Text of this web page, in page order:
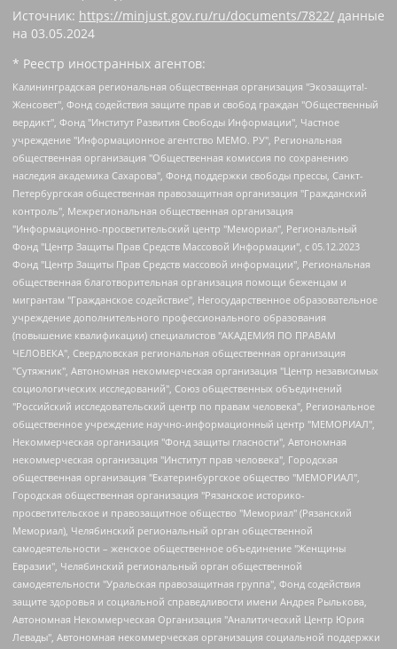
Источник: https://minjust.gov.ru/ru/documents/7822/ данные
на 03.05.2024
* Реестр иностранных агентов:
Калининградская региональная общественная организация "Экозащита!-Женсовет", Фонд содействия защите прав и свобод граждан "Общественный вердикт", Фонд "Институт Развития Свободы Информации", Частное учреждение "Информационное агентство МЕМО. РУ", Региональная общественная организация "Общественная комиссия по сохранению наследия академика Сахарова", Фонд поддержки свободы прессы, Санкт-Петербургская общественная правозащитная организация "Гражданский контроль", Межрегиональная общественная организация "Информационно-просветительский центр "Мемориал", Региональный Фонд "Центр Защиты Прав Средств Массовой Информации", с 05.12.2023 Фонд "Центр Защиты Прав Средств массовой информации", Региональная общественная благотворительная организация помощи беженцам и мигрантам "Гражданское содействие", Негосударственное образовательное учреждение дополнительного профессионального образования (повышение квалификации) специалистов "АКАДЕМИЯ ПО ПРАВАМ ЧЕЛОВЕКА", Свердловская региональная общественная организация "Сутяжник", Автономная некоммерческая организация "Центр независимых социологических исследований", Союз общественных объединений "Российский исследовательский центр по правам человека", Региональное общественное учреждение научно-информационный центр "МЕМОРИАЛ", Некоммерческая организация "Фонд защиты гласности", Автономная некоммерческая организация "Институт прав человека", Городская общественная организация "Екатеринбургское общество "МЕМОРИАЛ", Городская общественная организация "Рязанское историко-просветительское и правозащитное общество "Мемориал" (Рязанский Мемориал), Челябинский региональный орган общественной самодеятельности – женское общественное объединение "Женщины Евразии", Челябинский региональный орган общественной самодеятельности "Уральская правозащитная группа", Фонд содействия защите здоровья и социальной справедливости имени Андрея Рылькова, Автономная Некоммерческая Организация "Аналитический Центр Юрия Левады", Автономная некоммерческая организация социальной поддержки населения "Проект Апрель", Региональная общественная организация помощи женщинам и детям, находящимся в кризисной ситуации "Информационно-методический центр "Анна", Фонд содействия развитию массовых коммуникаций и правовому просвещению "Так-так-Так", Фонд содействия устойчивому развитию "Серебряная тайга", Свердловский региональный общественный фонд социальных проектов "Новое время", "Idel.Реалии", Кавказ.Реалии, Крым.Реалии, Телеканал Настоящее Время, Татаро-башкирская служба Радио Свобода (Azatliq Radiosi), Радио Свободная Европа/Радио Свобода (PCE/PC), "Сибирь.Реалии", "Фактограф", Благотворительный фонд помощи осужденным и их семьям, Автономная некоммерческая организация "Институт глобализации и социальных движений", Фонд "В защиту прав заключенных", Частное учреждение "Центр поддержки и содействия развитию средств массовой информации", Пензенский региональный общественный благотворительный фонд "Гражданский союз", "Север.Реалии", Некоммерческая организация Фонд "Правовая инициатива", Общество с ограниченной ответственностью "Радио Свободная Европа/Радио Свобода", Чешское информационное агентство "MEDIUM-ORIENT", Красноярская региональная общественная организация "Мы против СПИДа", Камалягин Денис Николаевич, Маркелов Сергей Евгеньевич, Пономарев Лев Александрович, Савицкая Людмила Алексеевна, Автономная некоммерческая организация "Центр по работе с проблемой насилия "НАСИЛИЮ.НЕТ", Межрегиональный профессиональный союз работников здравоохранения "Альянс врачей", Юридическое лицо, зарегистрированное в Латвийской Республике, SIA "Medusa Project" (регистрационный номер 40103797863, дата регистрации 10.06.2014), Некоммерческая организация "Фонд по борьбе с коррупцией", Автономная некоммерческая организация "Институт права и публичной политики", Баданин Роман Сергеевич, Гликин Максим Александрович, Железнова Мария Михайловна, Лукьянова Юлия Сергеевна, Маетная Елизавета Витальевна, Маняхин Петр Борисович, Чуракова Ольга Владимировна, Ярош Юлия Петровна, Юридическое лицо "The Insider SIA", зарегистрированное в Риге, Латвийская Республика (дата регистрации 26.06.2015), являющееся администратором доменного имени интернет-издания "The Insider SIA", https://theins.ru, Постернак Алексей Евгеньевич, Рубин Михаил Аркадьевич, Анин Роман Александрович, Юридическое лицо Istories fonds, зарегистрированное в Латвийской Республике (регистрационный номер 50008295751, дата регистрации 24.02.2020), Великовский Дмитрий Александрович, Долинина Ирина Николаевна, Мароховская Алеся Алексеевна, Шлейнов Роман Юрьевич, Шмагун Олеся Валентиновна, Общество с ограниченной ответственностью "Альтаир 2021", Общество с ограниченной ответственностью "Вега 2021", Общество с ограниченной ответственностью "Главный редактор 2021", Общество с ограниченной ответственностью "Ромашки монолит", Важенков Артем Валерьевич, Ивановская областная общественная организация "Центр гендерных исследований", Гурман Юрий Альбертович, Медиапроект "ОВД-Инфо", Егоров Владимир Владимирович, Жилинский Владимир Александрович, Общество с ограниченной ответственностью "ЗП", Иванова София Юрьевна, Карезина Инна Павловна, Кильтау Екатерина Викторовна, Петров Алексей Викторович, Пискунов Сергей Евгеньевич, Смирнов Сергей Сергеевич, Тихонов Михаил Сергеевич, Общество с ограниченной ответственностью "ЖУРНАЛИСТ-ИНОСТРАННЫЙ АГЕНТ", Арапова Галина Юрьевна, Вольтская Татьяна Анатольевна, Американская компания "Mason G.E.S. Anonymous Foundation" (США), являющаяся владельцем интернет-издания https://mnews.world/, Компания "Stichting Bellingcat", зарегистрированная в Нидерландах (дата регистрации 11.07.2018), Захаров Андрей Вячеславович, Клепиковская Екатерина Дмитриевна, Общество с ограниченной ответственностью "МЕМО", Перл Роман Александрович, Симонов Евгений Алексеевич, Соловьева Елена Анатольевна, Сотников Даниил Владимирович, Сурначева Елизавета Дмитриевна, Автономная некоммерческая организация по защите прав человека и информированию населения "Якутия – Наше Мнение", Общество с ограниченной ответственностью "Москоу диджитал медиа", с 26.01.2023 Общество с ограниченной ответственностью "Чайка Белые сады", Ветошкина Валерия Валерьевна, Заговора Максим Александрович, Межрегиональное общественное движение "Российская ЛГБТ - сеть", Оленичев Максим Владимирович, Павлов Иван Юрьевич, Скворцова Елена Сергеевна, Общество с ограниченной ответственностью "Как бы инагент", Кочетков Игорь Викторович, Общество с ограниченной ответственностью "Честные выборы", Еланчик Олег Александрович, Общество с ограниченной ответственностью "Нобелевский призыв", Гималова Регина Эмилевна, Григорьев Андрей Валерьевич, Григорьева Алина Александровна, Ассоциация по содействию защите прав призывников, альтернативнослужащих и военнослужащих "Правозащитная группа "Гражданин.Армия.Право", Хисамова Регина Фаритовна, Автономная некоммерческая организация по реализации социально-правовых программ "Лилит", Дальневосточное общественное движение "Маяк", Санкт-Петербургская ЛГБТ-инициативная группа "Выход", Инициативная группа ЛГБТ+ "Реверс", Алексеев Андрей Викторович, Бекбулатова Таисия Львовна, Беляев Иван Михайлович, Владыкина Елена Сергеевна, Гельман Марат Александрович, Никульшина Вероника Юрьевна, Толоконникова Надежда Андреевна, Шендерович Виктор Анатольевич, Общество с ограниченной ответственностью "Данное сообщение", Общество с ограниченной ответственностью Издательский дом "Новая глава", Айнбиндер Александра Александровна, Московский комьюнити-центр для ЛГБТ+инициатив, Благотворительный фонд развития филантропии, Deutsche Welle (Германия, Kurt-Schumacher-Strasse 3, 53113 Bonn), Борзунова Мария Михайловна, Воробьев Виктор Викторович, Голубева Анна Львовна, Константинова Алла Михайловна, Малкова Ирина Владимировна, Мурадов Мурад Абдулгалимович, Осетинская Елизавета Николаевна, Понасенков Евгений Николаевич, Ганапольский Матвей Юрьевич, Киселев Евгений Алексеевич, Борухович Ирина Григорьевна, Дремин Иван Тимофеевич, Дубровский Дмитрий Викторович, Красноярская региональная общественная организация поддержки и развития альтернативных образовательных технологий и межкультурных коммуникаций "ИНТЕРРА", Маяковская Екатерина Алексеевна, Фейгин Марк Захарович, Филимонов Андрей Викторович, Дзугкоева Регина Николаевна, Доброхотов Роман Александрович, Дудь Юрий Александрович, Елкин Сергей Владимирович, Кругликов Кирилл Игоревич, Сабунаева Мария Леонидовна, Семенов Алексей Владимирович, Шаинян Карен Багратович, Шульман Екатерина Михайловна, Асафьев Артур Валерьевич, Вахштайн Виктор Семенович, Венедиктов Алексей Алексеевич, Лушникова Екатерина Евгеньевна, Волков Леонид Михайлович, Невзоров Александр Глебович, Пархоменко Сергей Борисович, Сироткин Ярослав Николаевич, Кара-Мурза Владимир Владимирович, Баранова Наталья Владимировна, Гозман Леонид Яковлевич, Кагарлицкий Борис Юльевич, Климарев Михаил Валерьевич, Милов Владимир Станиславович, Автономная некоммерческая организация Краснодарский центр современного искусства "Типография", Моргенштерн Алишер Тагирович, Соболь Любовь Эдуардовна, Общество с ограниченной ответственностью "ЛИЗА НОРМ", Каспаров Гарри Кимович, Ходорковский Михаил Борисович, Общество с ограниченной ответственностью "Апрельские тезисы", Данилович Ирина Брониславовна, Кашин Олег Владимирович, Петров Николай Владимирович, Пивоваров Алексей Владимирович, Соколов Михаил Владимирович, Цветкова Юлия Владимировна, Чичваркин Евгений Александрович, Комитет против пыток/Команда против пыток, Общество с ограниченной ответственностью "Первый научный", Общество с ограниченной ответственностью "Вертолет и ко", Белоцерковская Вероника Борисовна, Кац Максим Евгеньевич, Лазарева Татьяна Юрьевна, Шаведдинов Руслан Табризович, Яшин Илья Валерьевич, Общество с ограниченной ответственностью "Иноагент ААВ", Алешковский Дмитрий Петрович, Альбац Евгения Марковна, Быков Дмитрий Львович, Галямина Юлия Евгеньевна, Лойко Сергей Леонидович, Мартынов Кирилл Константинович, Медведев Сергей Александрович, Крашенинников Федор Геннадиевич, Гордеева Катерина Вл